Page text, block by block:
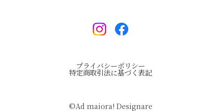
プライバシーポリシー
特定商取引法に基づく表記
©︎Ad maiora! Designare